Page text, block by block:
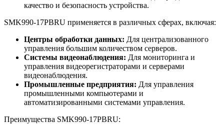
качество и безопасность устройства.
SMK990-17PBRU применяется в различных сферах, включая:
Центры обработки данных: Для централизованного
управления большим количеством серверов.
Системы видеонаблюдения: Для мониторинга и
управления видеорегистраторами и серверами
видеонаблюдения.
Промышленные предприятия: Для управления
промышленными компьютерами и
автоматизированными системами управления.
Преимущества SMK990-17PBRU: